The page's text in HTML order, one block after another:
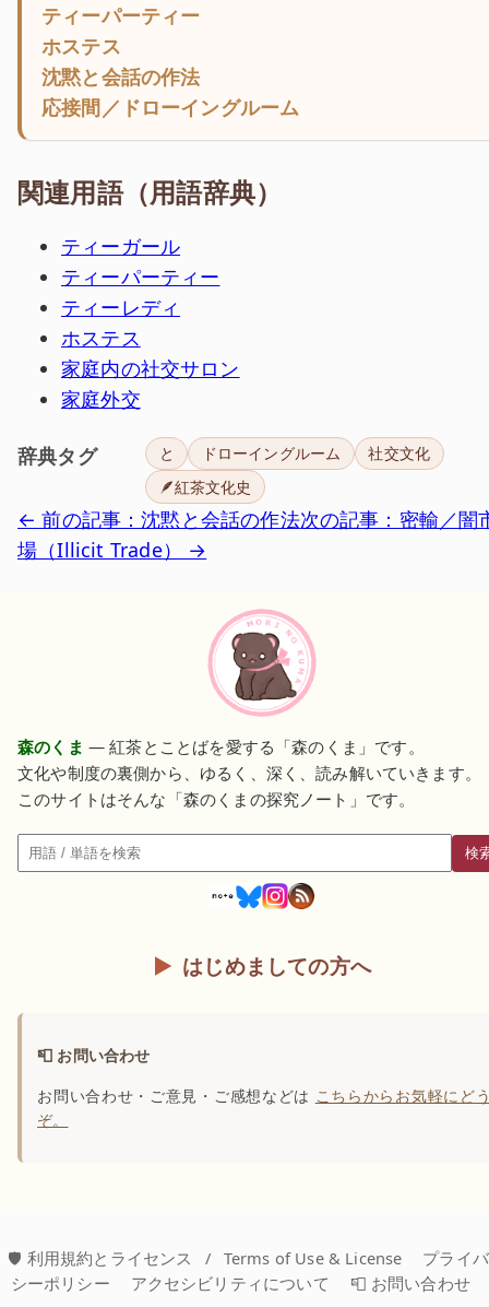
ティーパーティー
ホステス
沈黙と会話の作法
応接間／ドローイングルーム
関連用語（用語辞典）
ティーガール
ティーパーティー
ティーレディ
ホステス
家庭内の社交サロン
家庭外交
辞典タグ と ドローイングルーム
社交文化
🪶紅茶文化史
← 前の記事：沈黙と会話の作法次の記事：密輸／闇
場（Illicit Trade） →
森のくま — 紅茶とことばを愛する「森のくま」です。
文化や制度の裏側から、ゆるく、深く、読み解いていきます。
このサイトはそんな「森のくまの探究ノート」です。
検索
検
はじめましての方へ
📮 お問い合わせ
お問い合わせ・ご意見・ご感想などは こちらからお気軽にど
ぞ。
🛡️ 利用規約とライセンス / Terms of Use & License
プライバ
シーポリシー
アクセシビリティについて 📮 お問い合わせ